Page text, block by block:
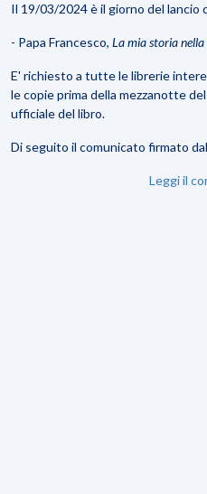
Il 19/03/2024 è il giorno del lancio
- Papa Francesco, La mia storia
E' richiesto a tutte le librerie
le copie prima della mezzanotte
ufficiale del libro.
Di seguito il comunicato firmato
Leggi il